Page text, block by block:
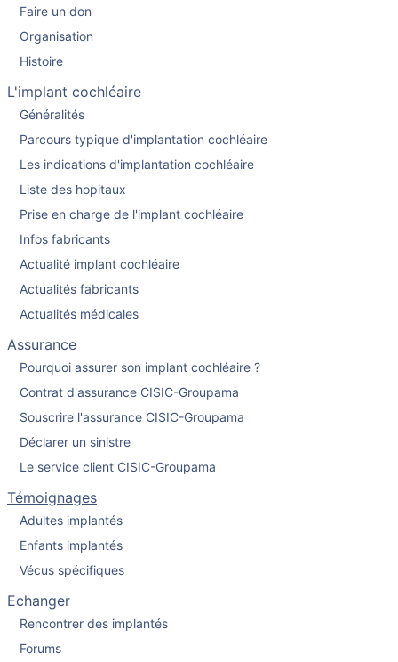
Faire un don
Organisation
Histoire
L'implant cochléaire
Généralités
Parcours typique d'implantation cochléaire
Les indications d'implantation cochléaire
Liste des hopitaux
Prise en charge de l'implant cochléaire
Infos fabricants
Actualité implant cochléaire
Actualités fabricants
Actualités médicales
Assurance
Pourquoi assurer son implant cochléaire ?
Contrat d'assurance CISIC-Groupama
Souscrire l'assurance CISIC-Groupama
Déclarer un sinistre
Le service client CISIC-Groupama
Témoignages
Adultes implantés
Enfants implantés
Vécus spécifiques
Echanger
Rencontrer des implantés
Forums